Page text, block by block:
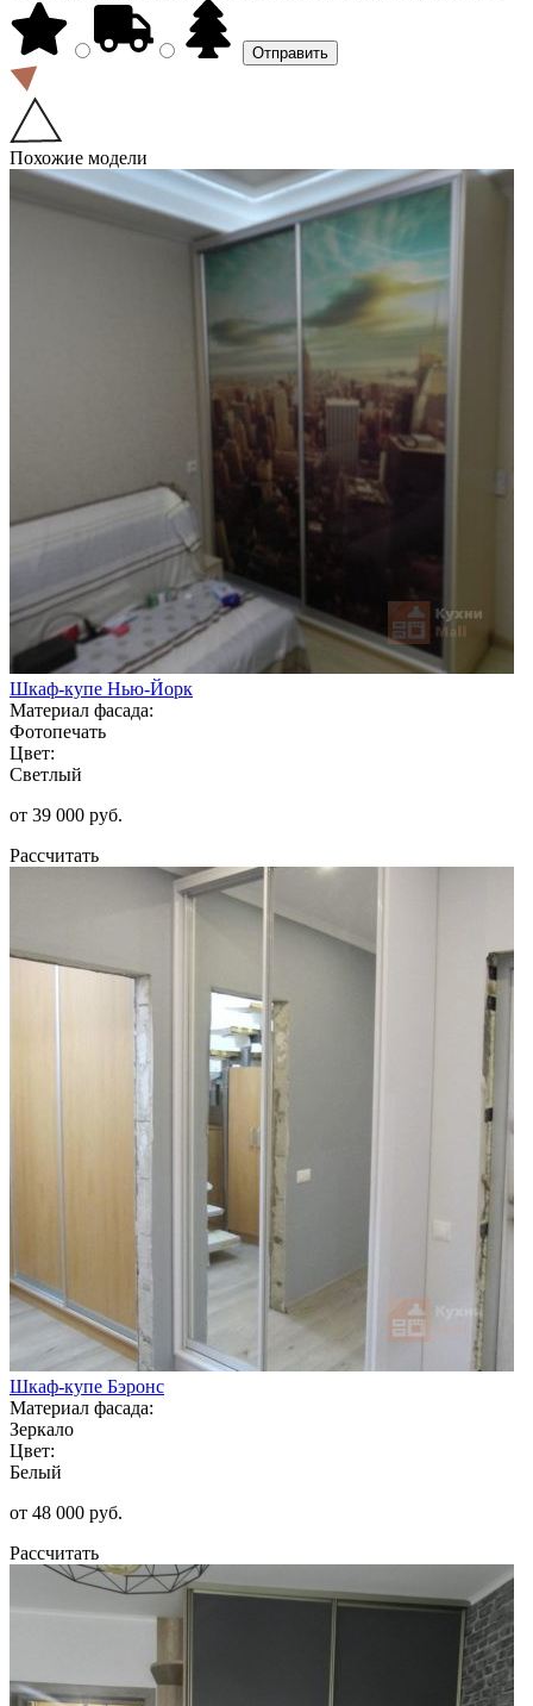
Похожие модели
Шкаф-купе Нью-Йорк
Материал фасада:
Фотопечать
Цвет:
Светлый
от 39 000 руб.
Рассчитать
Шкаф-купе Бэронс
Материал фасада:
Зеркало
Цвет:
Белый
от 48 000 руб.
Рассчитать